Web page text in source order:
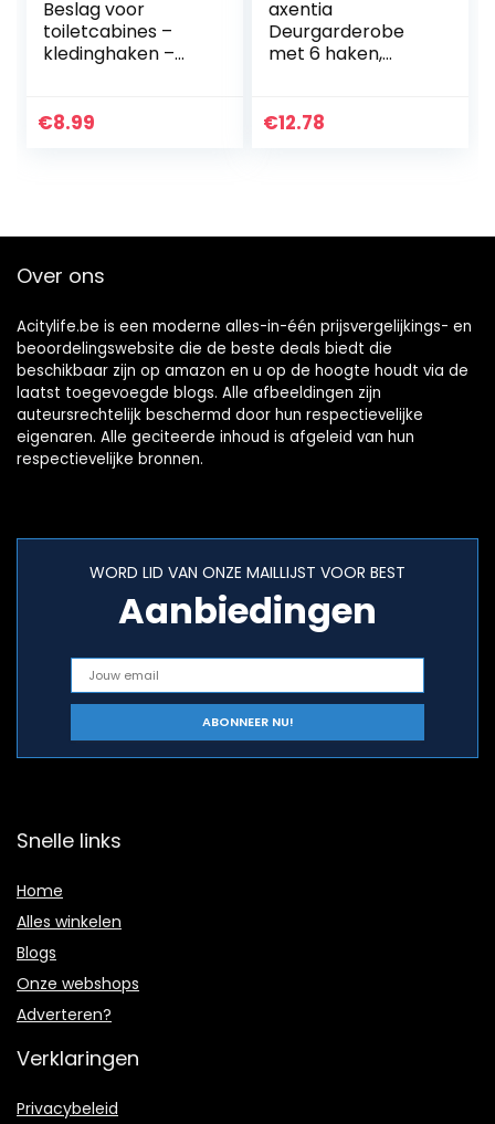
Beslag voor
toiletcabines –
kledinghaken –
€8.99
axentia
Deurgarderobe
met 6 haken,
boren, deurhaken
€12.78
Over ons
Acitylife.be is een moderne alles-in-één prijsvergelijkings- en
beoordelingswebsite die de beste deals biedt die
beschikbaar zijn op amazon en u op de hoogte houdt via de
laatst toegevoegde blogs. Alle afbeeldingen zijn
auteursrechtelijk beschermd door hun respectievelijke
eigenaren. Alle geciteerde inhoud is afgeleid van hun
respectievelijke bronnen.
WORD LID VAN ONZE MAILLIJST VOOR BEST
Aanbiedingen
Snelle links
Home
Alles winkelen
Blogs
Onze webshops
Adverteren?
Verklaringen
Privacybeleid